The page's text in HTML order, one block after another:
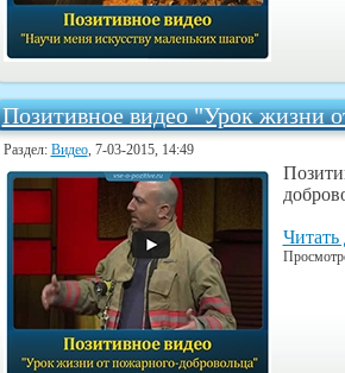
Позитивное видео "Урок жизни
Раздел: Видео, 7-03-2015, 14:49
Читать